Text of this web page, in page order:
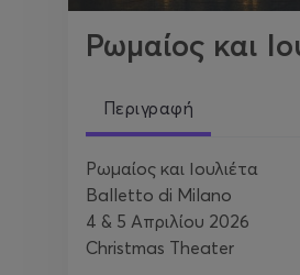
Ρωμαίος και
Περιγραφή
Ρωμαίος και Ιουλιέτα
Balletto di Milano
4 & 5 Απριλίου 2026
Christmas Theater